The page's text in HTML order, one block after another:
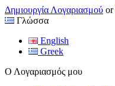
Δημιουργία Λογαριασμού or
Γλώσσα
English
Greek
Ο Λογαριασμός μου